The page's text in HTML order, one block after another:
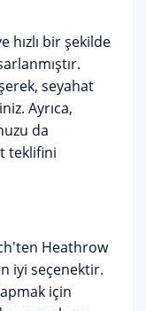
hızlı bir şekilde
seyahat
Ayrıca,
da
teklifini
Heathrow
iyi seçenektir.
için